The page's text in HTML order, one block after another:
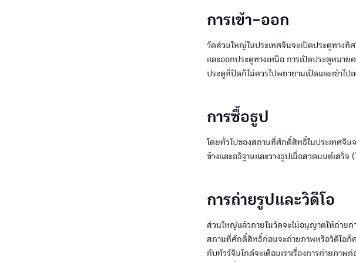
การเข้า-ออก
วัดส่วนใหญ่ในประเทศจีนจะเปิดประตูทางทิศ
และออกประตูทางเหนือ การเปิดประตูหมาย
ประตูที่ปิดก็ไม่ควรไปพยายามเปิดและเข้าไป
การซื้อธูป
โดยทั่วไปของสถานที่ศักดิ์สิทธิ์ในประเทศจี
ข้างและอธิฐานและวางธูปเมื่อสวดมนต์เสร็จ
การถ่ายรูปและวิดีโอ
ส่วนใหญ่แล้วภายในวัดจะไม่อนุญาตให้ถ่ายภ
สถานที่ศักดิ์สิทธิ์ก่อนจะถ่ายภาพหรือวิดีโอก็
กับทัวร์จีนไกด์จะเตือนเราเรื่องการถ่ายภาพ